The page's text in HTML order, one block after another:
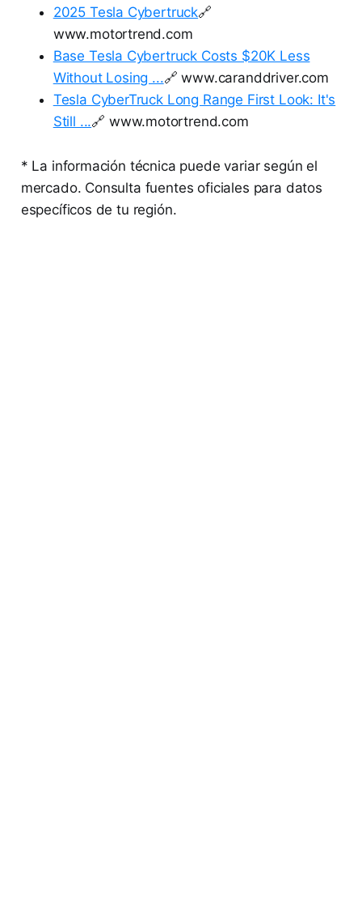
2025 Tesla Cybertruck🔗
www.motortrend.com
Base Tesla Cybertruck Costs $20K Less
Without Losing ...🔗 www.caranddriver.com
Tesla CyberTruck Long Range First Look: It's
Still ...🔗 www.motortrend.com
* La información técnica puede variar según el
mercado. Consulta fuentes oficiales para datos
específicos de tu región.